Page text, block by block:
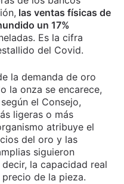
las ventas físicas de
un 17%
Es la cifra
del Covid.
la demanda de oro
la onza se encarece,
el Consejo,
ligeras o más
atribuye el
del oro y las
siguieron
la capacidad real
de la pieza.